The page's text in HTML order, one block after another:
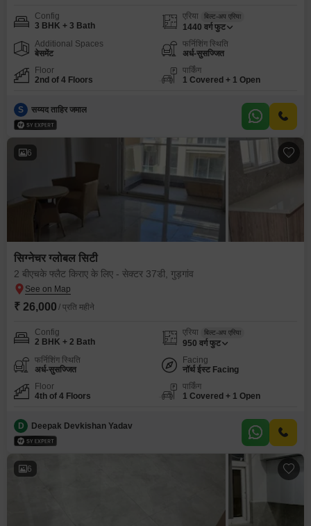
Config
3 BHK + 3 Bath
एरिया बिल्ट-अप एरिया
1440 वर्ग फुट
Additional Spaces
बेसमेंट
फर्निशिंग स्थिति
अर्ध-सुसज्जित
Floor
2nd of 4 Floors
पार्किंग
1 Covered + 1 Open
S सय्यद ताहिर जमाल
6
सिग्नेचर ग्लोबल सिटी
2 बीएचके फ्लैट किराए के लिए - सेक्टर 37डी, गुड़गांव
₹ 26,000 / प्रति महीने
Config
2 BHK + 2 Bath
एरिया बिल्ट-अप एरिया
950 वर्ग फुट
फर्निशिंग स्थिति
अर्ध-सुसज्जित
Facing
नॉर्थ ईस्ट Facing
Floor
4th of 4 Floors
पार्किंग
1 Covered + 1 Open
D Deepak Devkishan Yadav
6